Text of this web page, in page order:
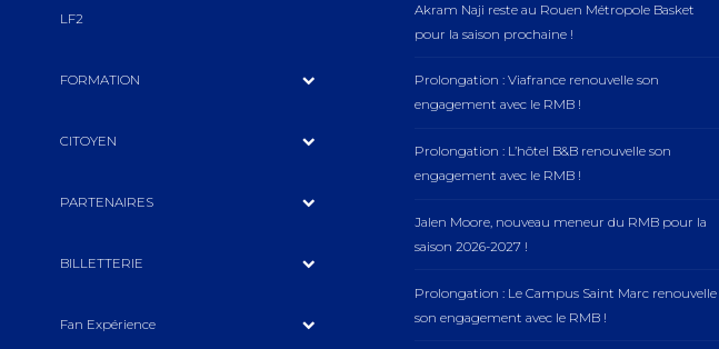
LF2
FORMATION
CITOYEN
PARTENAIRES
BILLETTERIE
Fan Expérience
Akram Naji reste au Rouen Métropole Basket
pour la saison prochaine !
Prolongation : Viafrance renouvelle son
engagement avec le RMB !
Prolongation : L’hôtel B&B renouvelle son
engagement avec le RMB !
Jalen Moore, nouveau meneur du RMB pour la
saison 2026-2027 !
Prolongation : Le Campus Saint Marc renouvelle
son engagement avec le RMB !